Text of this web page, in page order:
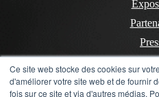
Ce site web stocke des cookies sur
d'améliorer votre site web et de fournir
fois sur ce site et via d'autres médias.